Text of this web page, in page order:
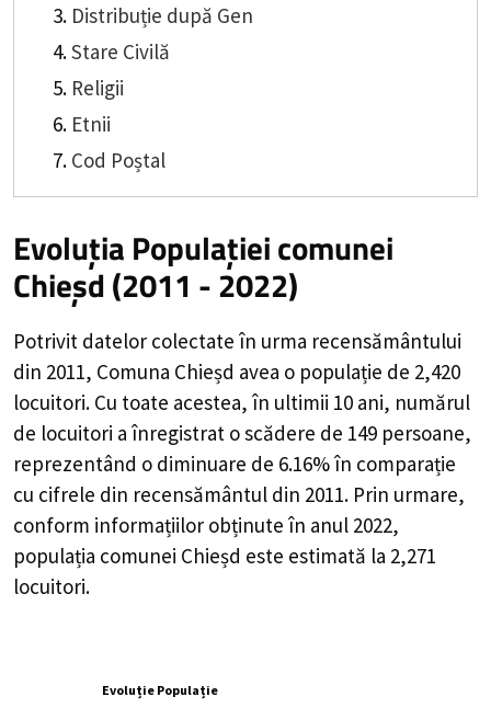
Distribuție după Gen
Stare Civilă
Religii
Etnii
Cod Poștal
Evoluția Populației comunei
Chieșd (2011 - 2022)
Potrivit datelor colectate în urma recensământului
din 2011, Comuna Chieșd avea o populație de 2,420
locuitori. Cu toate acestea, în ultimii 10 ani, numărul
de locuitori a înregistrat oscădere de 149 persoane,
reprezentând o diminuare de 6.16%în comparație
cu cifrele din recensământul din 2011. Prin urmare,
conform informațiilor obținute în anul 2022,
populația comunei Chieșd este estimată la 2,271
locuitori.
Evoluție Populație